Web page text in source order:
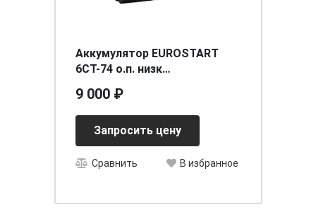
Аккумулятор EUROSTART
6CT-74 о.п. низк
9 000 ₽
Запросить цену
Сравнить В избранное